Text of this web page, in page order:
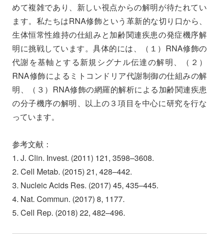
めて複雑であり、新しい視点からの解明が待たれてい
ます。私たちはRNA修飾という革新的な切り口から、
生体恒常性維持の仕組みと加齢関連疾患の発症機序解
明に挑戦しています。具体的には、（１）RNA修飾の
代謝を基軸とする新規シグナル伝達の解明、（２）
RNA修飾によるミトコンドリア代謝制御の仕組みの解
明、（３）RNA修飾の網羅的解析による加齢関連疾患
の分子機序の解明、以上の３項目を中心に研究を行な
っています。
参考文献：
1. J. Clin. Invest. (2011) 121, 3598–3608.
2. Cell Metab. (2015) 21, 428–442.
3. Nucleic Acids Res. (2017) 45, 435–445.
4. Nat. Commun. (2017) 8, 1177.
5. Cell Rep. (2018) 22, 482–496.